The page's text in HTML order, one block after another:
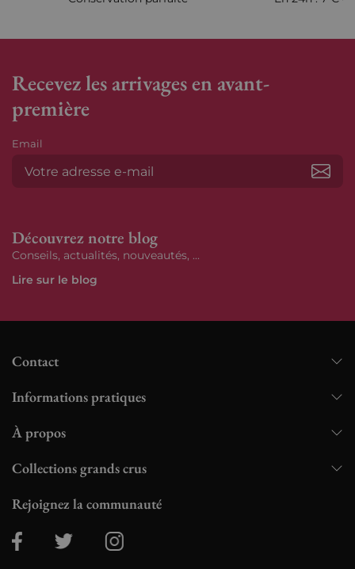
Recevez les arrivages en avant-
première
Email
Découvrez notre blog
Conseils, actualités, nouveautés, ...
Lire sur le blog
Contact
Informations pratiques
À propos
Collections grands crus
Rejoignez la communauté